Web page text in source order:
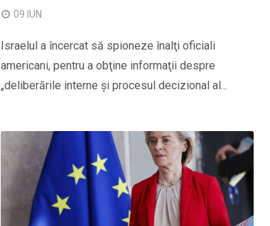
09 IUN
Israelul a încercat să spioneze înalţi oficiali
americani, pentru a obţine informaţii despre
„deliberările interne şi procesul decizional al...